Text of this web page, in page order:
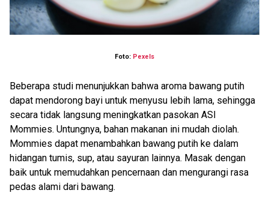
Foto: Pexels
Beberapa studi menunjukkan bahwa aroma bawang putih
dapat mendorong bayi untuk menyusu lebih lama, sehingga
secara tidak langsung meningkatkan pasokan ASI
Mommies. Untungnya, bahan makanan ini mudah diolah.
Mommies dapat menambahkan bawang putih ke dalam
hidangan tumis, sup, atau sayuran lainnya. Masak dengan
baik untuk memudahkan pencernaan dan mengurangi rasa
pedas alami dari bawang.